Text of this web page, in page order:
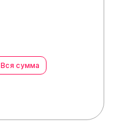
Вся сумма